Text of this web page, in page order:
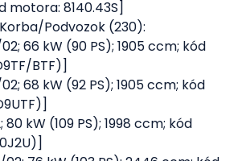
motora: 8140.43S]
Korba/Podvozok (230):
66 kW (90 PS); 1905 ccm; kód
BTF)]
68 kW (92 PS); 1905 ccm; kód
kW (109 PS); 1998 ccm; kód